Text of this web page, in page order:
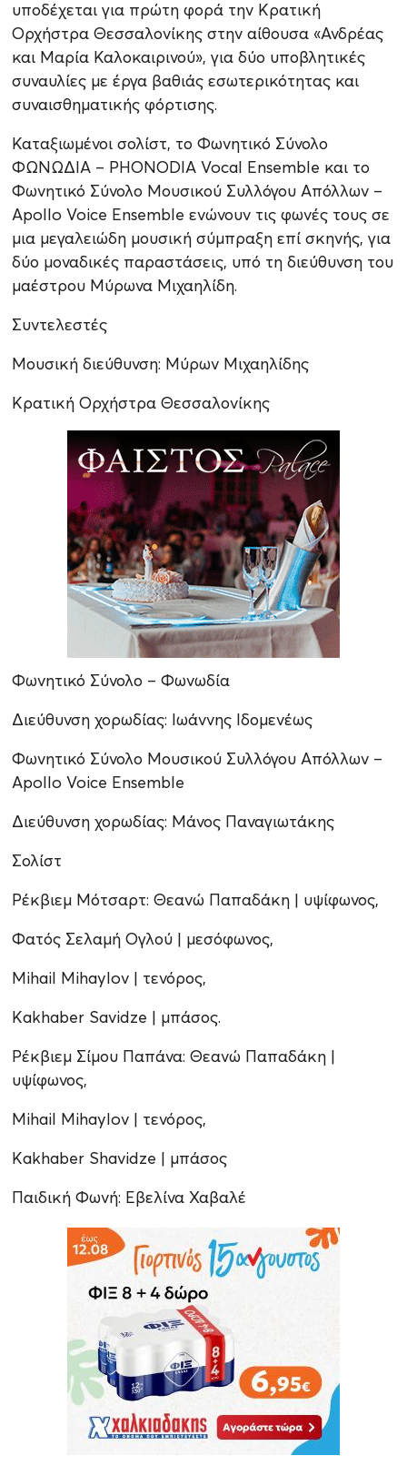
υποδέχεται για πρώτη φορά την Κρατική
Ορχήστρα Θεσσαλονίκης στην αίθουσα «Ανδρέας
και Μαρία Καλοκαιρινού», για δύο υποβλητικές
συναυλίες με έργα βαθιάς εσωτερικότητας και
συναισθηματικής φόρτισης.
Καταξιωμένοι σολίστ, το Φωνητικό Σύνολο
ΦΩΝΩΔΙΑ – PHONODIA Vocal Ensemble και το
Φωνητικό Σύνολο Μουσικού Συλλόγου Απόλλων –
Apollo Voice Ensemble ενώνουν τις φωνές τους σε
μια μεγαλειώδη μουσική σύμπραξη επί σκηνής, για
δύο μοναδικές παραστάσεις, υπό τη διεύθυνση του
μαέστρου Μύρωνα Μιχαηλίδη.
Συντελεστές
Μουσική διεύθυνση: Μύρων Μιχαηλίδης
Κρατική Ορχήστρα Θεσσαλονίκης
Φωνητικό Σύνολο – Φωνωδία
Διεύθυνση χορωδίας: Ιωάννης Ιδομενέως
Φωνητικό Σύνολο Μουσικού Συλλόγου Απόλλων –
Apollo Voice Ensemble
Διεύθυνση χορωδίας: Μάνος Παναγιωτάκης
Σολίστ
Ρέκβιεμ Μότσαρτ: Θεανώ Παπαδάκη | υψίφωνος,
Φατός Σελαμή Ογλού | μεσόφωνος,
Mihail Mihaylov | τενόρος,
Kakhaber Savidze | μπάσος.
Ρέκβιεμ Σίμου Παπάνα: Θεανώ Παπαδάκη |
υψίφωνος,
Mihail Mihaylov | τενόρος,
Kakhaber Shavidze | μπάσος
Παιδική Φωνή: Εβελίνα Χαβαλέ